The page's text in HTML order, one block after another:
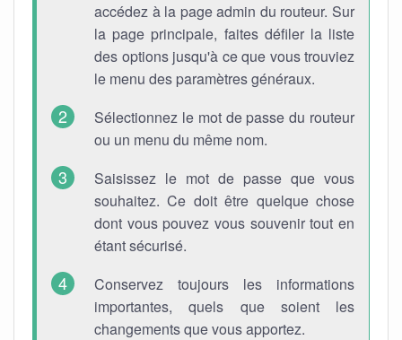
accédez à la page admin du routeur. Sur
la page principale, faites défiler la liste
des options jusqu'à ce que vous trouviez
le menu des paramètres généraux.
Sélectionnez le mot de passe du routeur
ou un menu du même nom.
Saisissez le mot de passe que vous
souhaitez. Ce doit être quelque chose
dont vous pouvez vous souvenir tout en
étant sécurisé.
Conservez toujours les informations
importantes, quels que soient les
changements que vous apportez.